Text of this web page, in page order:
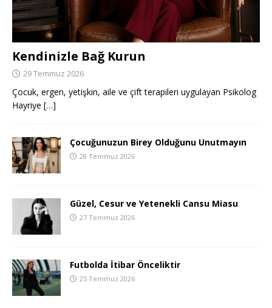
Kendinizle Bağ Kurun
29 Temmuz 2026
Çocuk, ergen, yetişkin, aile ve çift terapileri uygulayan Psikolog
Hayriye […]
Çocuğunuzun Birey Olduğunu Unutmayın
28 Temmuz 2026
Güzel, Cesur ve Yetenekli Cansu Miasu
27 Temmuz 2026
Futbolda İtibar Önceliktir
25 Temmuz 2026